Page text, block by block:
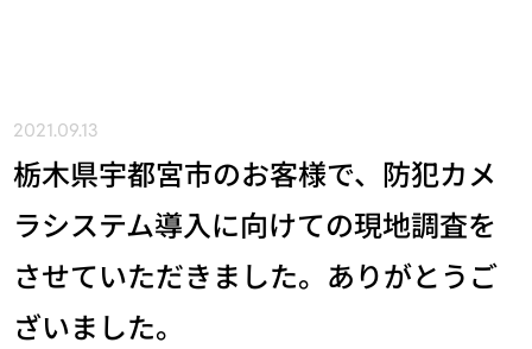
2021.09.13
栃木県宇都宮市のお客様で、防犯カメ
ラシステム導入に向けての現地調査を
させていただきました。ありがとうご
ざいました。